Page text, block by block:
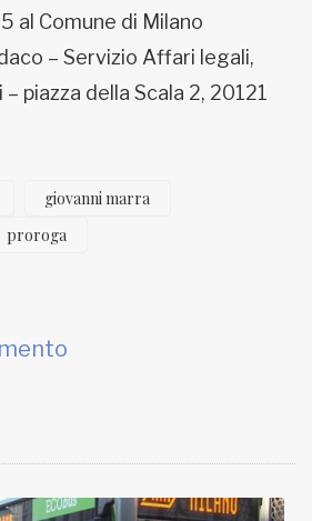
al Comune di Milano
– Servizio Affari legali,
piazza della Scala 2, 20121
giovanni marra
proroga